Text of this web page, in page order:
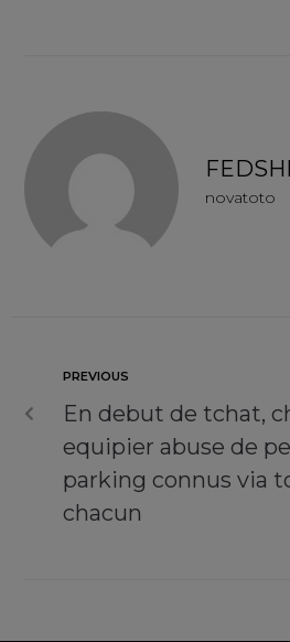
FEDSHI
novatoto
PREVIOUS
En debut de tchat,
equipier abuse de
parking connus via
chacun